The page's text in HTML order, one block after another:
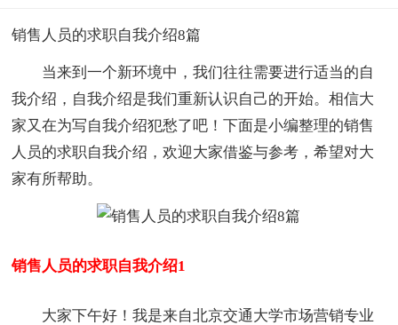
销售人员的求职自我介绍8篇
当来到一个新环境中，我们往往需要进行适当的自
我介绍，自我介绍是我们重新认识自己的开始。相信大
家又在为写自我介绍犯愁了吧！下面是小编整理的销售
人员的求职自我介绍，欢迎大家借鉴与参考，希望对大
家有所帮助。
销售人员的求职自我介绍1
大家下午好！我是来自北京交通大学市场营销专业